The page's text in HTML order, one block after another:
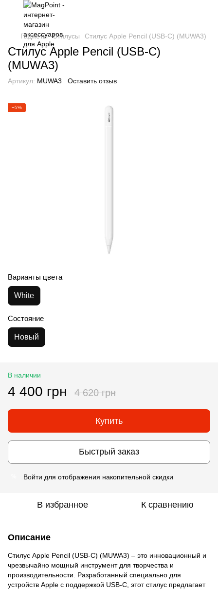
Гаджеты Стилусы Стилус Apple Pencil (USB-C) (MUWA3)
Стилус Apple Pencil (USB-C)
(MUWA3)
Артикул: MUWA3 Оставить отзыв
−5%
Варианты цвета
White
Состояние
Новый
В наличии
4 400 грн 4 620 грн
Купить
Быстрый заказ
Войти для отображения накопительной скидки
В избранное К сравнению
Описание
Стилус Apple Pencil (USB-C) (MUWA3) – это инновационный и
чрезвычайно мощный инструмент для творчества и
производительности. Разработанный специально для
устройств Apple с поддержкой USB-C, этот стилус предлагает